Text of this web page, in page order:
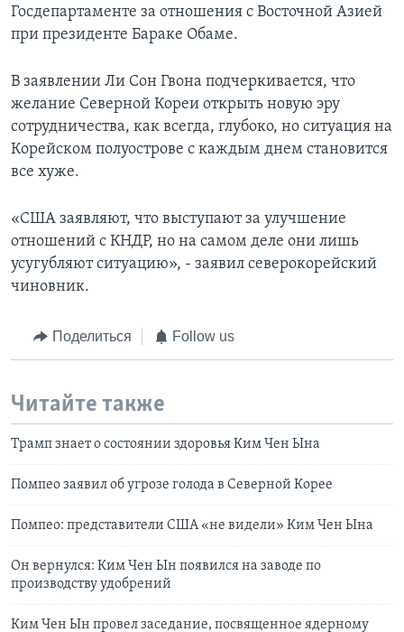
Госдепартаменте за отношения с Восточной Азией
при президенте Бараке Обаме.
В заявлении Ли Сон Гвона подчеркивается, что
желание Северной Кореи открыть новую эру
сотрудничества, как всегда, глубоко, но ситуация на
Корейском полуострове с каждым днем становится
все хуже.
«США заявляют, что выступают за улучшение
отношений с КНДР, но на самом деле они лишь
усугубляют ситуацию», - заявил северокорейский
чиновник.
Поделиться Follow us
Читайте также
Трамп знает о состоянии здоровья Ким Чен Ына
Помпео заявил об угрозе голода в Северной Корее
Помпео: представители США «не видели» Ким Чен Ына
Он вернулся: Ким Чен Ын появился на заводе по
производству удобрений
Ким Чен Ын провел заседание, посвященное ядерному